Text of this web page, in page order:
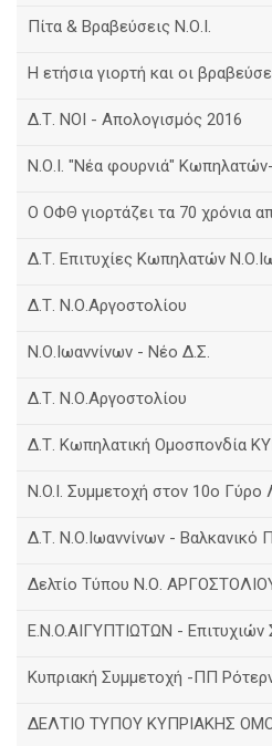
Πίτα & Βραβεύσεις Ν.Ο.Ι.
Η ετήσια γιορτή και οι
Δ.Τ. ΝΟΙ - Απολογισμός 2016
Ν.Ο.Ι. "Νέα φουρνιά"
Ο ΟΦΘ γιορτάζει τα 70 χρόνια
Δ.Τ. Επιτυχίες Κωπηλατών
Δ.Τ. Ν.Ο.Αργοστολίου
Ν.Ο.Ιωαννίνων - Νέο Δ.Σ.
Δ.Τ. Ν.Ο.Αργοστολίου
Δ.Τ. Κωπηλατική Ομοσπονδία
N.O.I. Συμμετοχή στον 10ο Γύρο
Δ.Τ. Ν.Ο.Ιωαννίνων - Βαλκανικό
Δελτίο Τύπου Ν.Ο.
E.N.O.AIΓΥΠΤΙΩΤΩΝ - Επιτυχιών
Κυπριακή Συμμετοχή -ΠΠ
ΔΕΛΤΙΟ ΤΥΠΟΥ ΚΥΠΡΙΑΚΗΣ